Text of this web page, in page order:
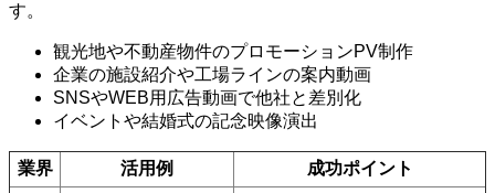
す。
観光地や不動産物件のプロモーションPV制作
企業の施設紹介や工場ラインの案内動画
SNSやWEB用広告動画で他社と差別化
イベントや結婚式の記念映像演出
業界 活用例
成功ポイント